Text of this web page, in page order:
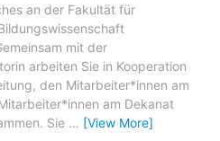
an der Fakultät für
mit der
arbeiten Sie in Kooperation
den Mitarbeiter*innen am
am Dekanat
Sie … [View More]